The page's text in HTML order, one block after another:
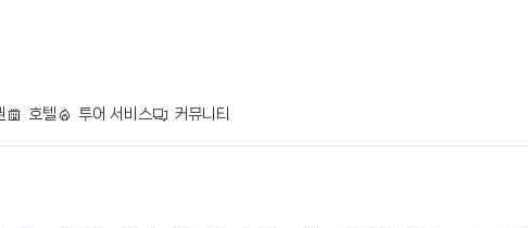
호텔 투어 서비스 커뮤니티